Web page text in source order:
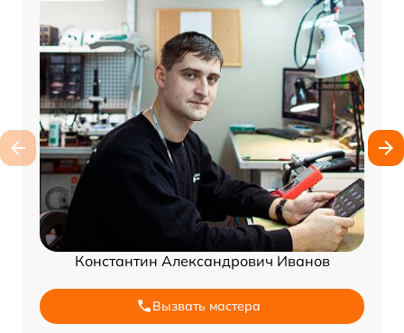
Константин Александрович Иванов
Вызвать мастера